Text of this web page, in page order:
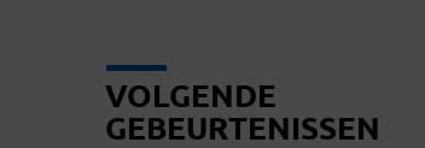
VOLGENDE
GEBEURTENISSEN